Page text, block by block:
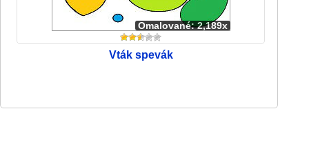
Omalované: 2,189x
Vták spevák